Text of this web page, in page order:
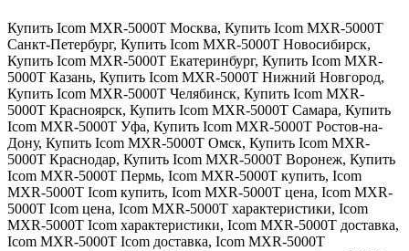
Купить Icom MXR-5000T Москва, Купить Icom MXR-5000T
Санкт-Петербург, Купить Icom MXR-5000T Новосибирск,
Купить Icom MXR-5000T Екатеринбург, Купить Icom MXR-
5000T Казань, Купить Icom MXR-5000T Нижний Новгород,
Купить Icom MXR-5000T Челябинск, Купить Icom MXR-
5000T Красноярск, Купить Icom MXR-5000T Самара, Купить
Icom MXR-5000T Уфа, Купить Icom MXR-5000T Ростов-на-
Дону, Купить Icom MXR-5000T Омск, Купить Icom MXR-
5000T Краснодар, Купить Icom MXR-5000T Воронеж, Купить
Icom MXR-5000T Пермь, Icom MXR-5000T купить, Icom
MXR-5000T Icom купить, Icom MXR-5000T цена, Icom MXR-
5000T Icom цена, Icom MXR-5000T характеристики, Icom
MXR-5000T Icom характеристики, Icom MXR-5000T доставка,
Icom MXR-5000T Icom доставка, Icom MXR-5000T